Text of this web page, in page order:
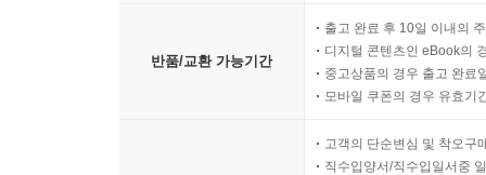
반품/교환 가능기간
출고 완료 후 10일 이내의
디지털 콘텐츠인 eBook의
중고상품의 경우 출고 완료
모바일 쿠폰의 경우 유효기
고객의 단순변심 및 착오구
직수입양서/직수입일서중